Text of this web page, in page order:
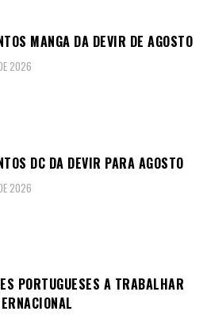
MANGA DA DEVIR DE AGOSTO
2026
DC DA DEVIR PARA AGOSTO
2026
PORTUGUESES A TRABALHAR